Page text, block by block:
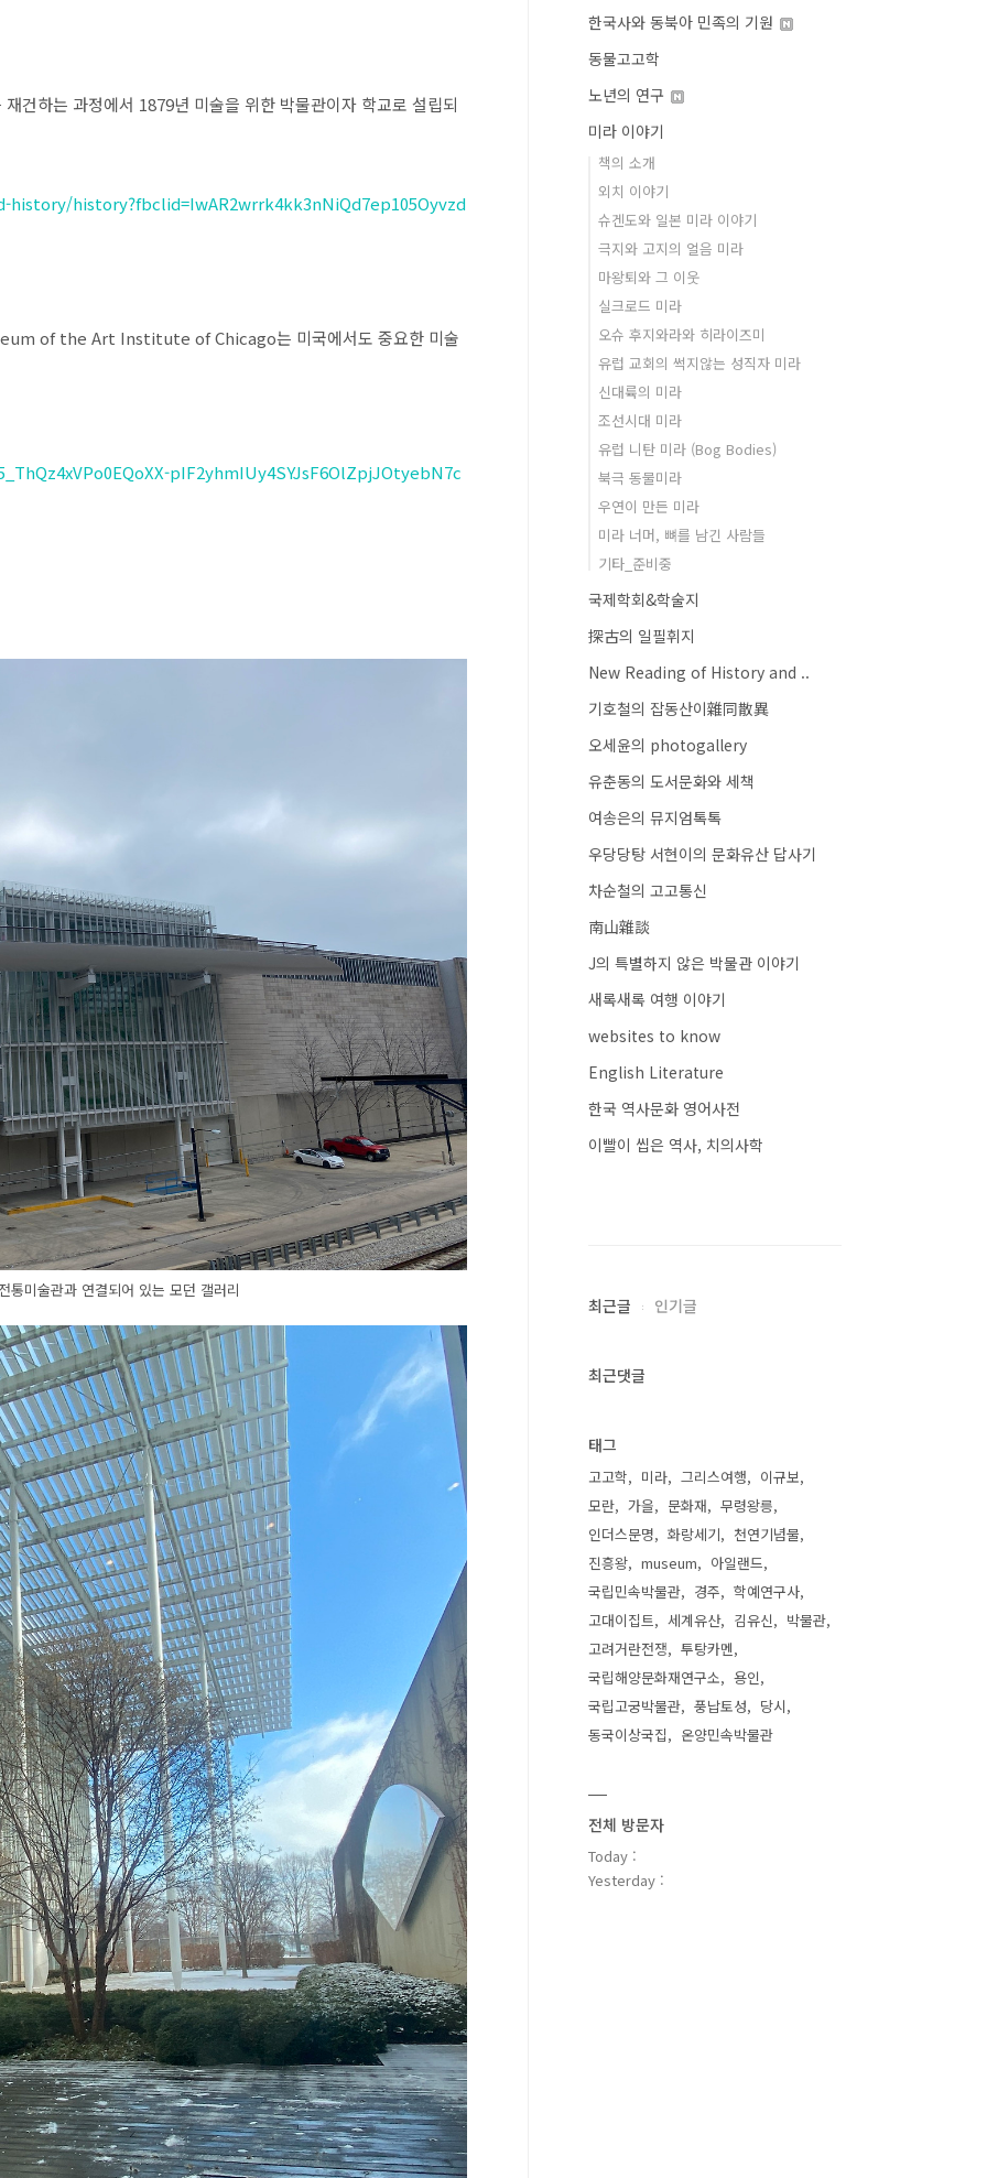
건하는 과정에서 1879년 미술을 위한 박물관이자 학교로 설립되
history?fbclid=IwAR2wrrk4kk3nNiQd7ep105Oyvzd
of the Art Institute of Chicago는 미국에서도 중요한 미술
pIF2yhmIUy4SYJsF6OlZpjJOtyebN7c
통미술관과 연결되어 있는 모던 갤러리
한국사와 동북아 민족의 기원
동물고고학
노년의 연구
미라 이야기
책의 소개
외치 이야기
슈겐도와 일본 미라 이야기
극지와 고지의 얼음 미라
마왕퇴와 그 이웃
실크로드 미라
오슈 후지와라와 히라이즈미
유럽 교회의 썩지않는 성직자 미라
신대륙의 미라
조선시대 미라
유럽 니탄 미라 (Bog Bodies)
북극 동물미라
우연이 만든 미라
미라 너머, 뼈를 남긴 사람들
기타_준비중
국제학회&학술지
探古의 일필휘지
New Reading of History and ..
기호철의 잡동산이雜同散異
오세윤의 photogallery
유춘동의 도서문화와 세책
여송은의 뮤지엄톡톡
우당당탕 서현이의 문화유산 답사기
차순철의 고고통신
南山雜談
J의 특별하지 않은 박물관 이야기
새록새록 여행 이야기
websites to know
English Literature
한국 역사문화 영어사전
이빨이 씹은 역사, 치의사학
최근글 인기글
최근댓글
태그
고고학 미라 그리스여행
이규보
모란
가을 문화재
무령왕릉
인더스문명
화랑세기
천연기념물
진흥왕
museum
아일랜드
국립민속박물관
경주
학예연구사
고대이집트
세계유산 김유신
박물관
고려거란전쟁
투탕카멘
국립해양문화재연구소
용인
국립고궁박물관
풍납토성
당시
동국이상국집
온양민속박물관
전체 방문자
Today :
Yesterday :